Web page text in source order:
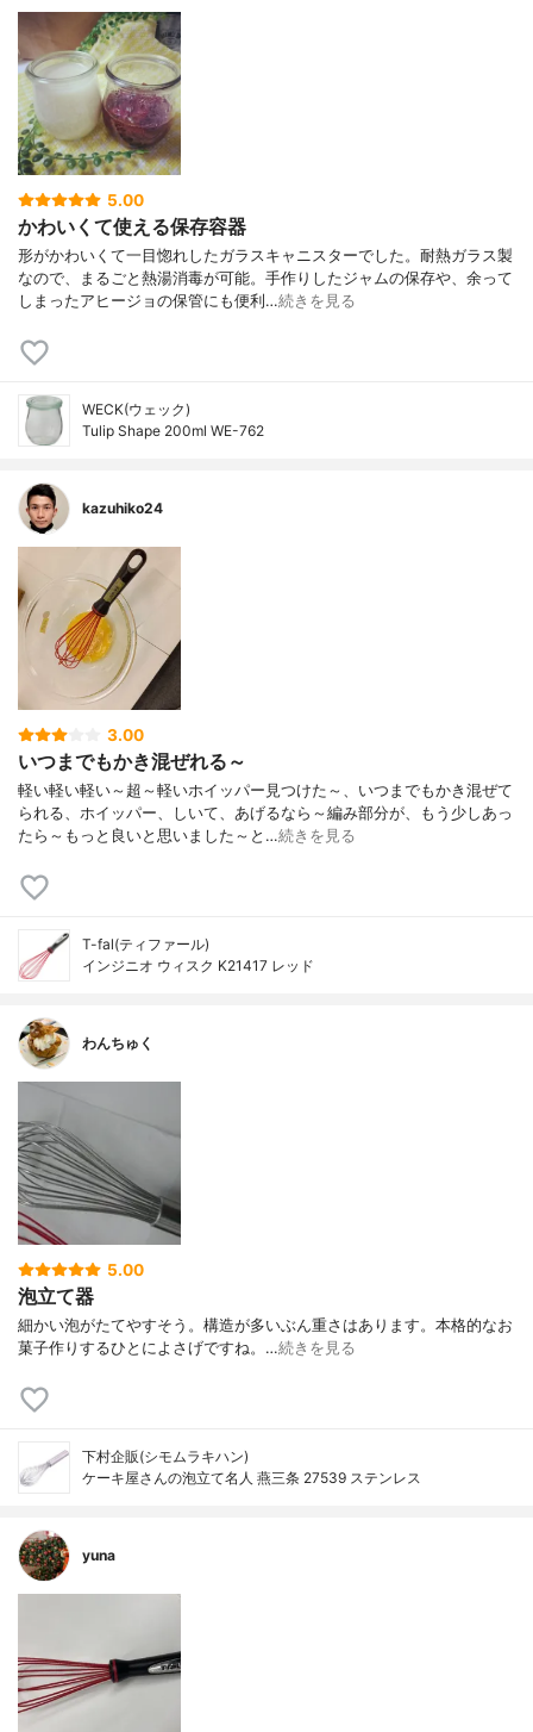
5.00
かわいくて使える保存容器
形がかわいくて一目惚れしたガラスキャニスターでした。耐熱ガラス製
なので、まるごと熱湯消毒が可能。手作りしたジャムの保存や、余って
しまったアヒージョの保管にも便利…続きを見る
WECK(ウェック)
Tulip Shape 200ml WE-762
kazuhiko24
3.00
いつまでもかき混ぜれる～
軽い軽い軽い～超～軽いホイッパー見つけた～、いつまでもかき混ぜて
られる、ホイッパー、しいて、あげるなら～編み部分が、もう少しあっ
たら～もっと良いと思いました～と…続きを見る
T-fal(ティファール)
インジニオ ウィスク K21417 レッド
わんちゅく
5.00
泡立て器
細かい泡がたてやすそう。構造が多いぶん重さはあります。本格的なお
菓子作りするひとによさげですね。…続きを見る
下村企販(シモムラキハン)
ケーキ屋さんの泡立て名人 燕三条 27539 ステンレス
yuna